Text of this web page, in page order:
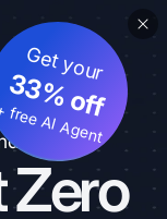
Zero
Get your
33% off
AI Agent